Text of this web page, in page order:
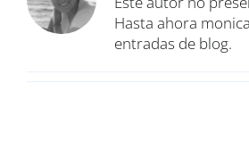
Hasta ahora
entradas de blog.